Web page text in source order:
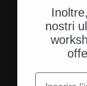
nostri
e-mail